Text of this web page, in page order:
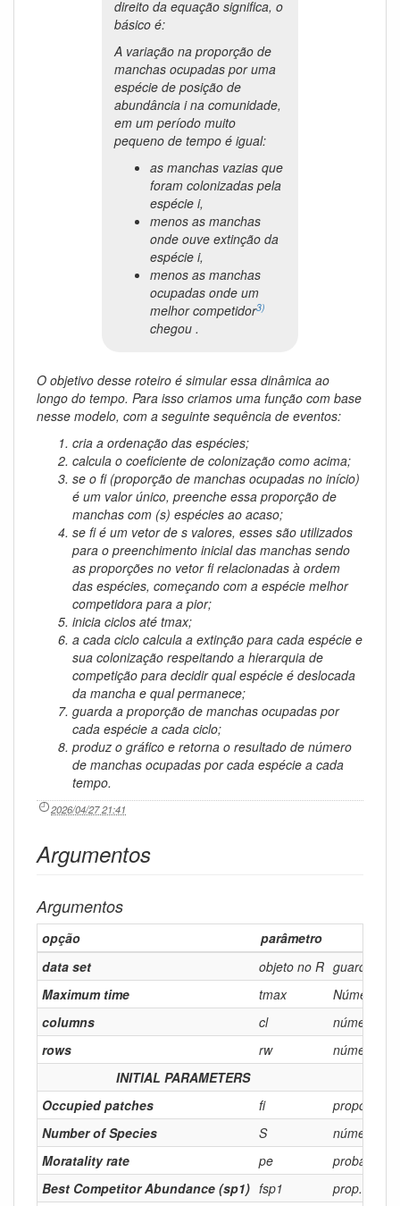
direito da equação significa, o
básico é:
A variação na proporção de
manchas ocupadas por uma
espécie de posição de
abundânciaina comunidade,
em um período muito
pequeno de tempo é igual:
as manchas vazias que
foram colonizadas pela
espéciei,
menos as manchas
onde ouve extinção da
espéciei,
menos as manchas
ocupadas onde um
melhor competidor3)
chegou .
O objetivo desse roteiro é simular essa dinâmica ao
longo do tempo. Para isso criamos uma função com base
nesse modelo, com a seguinte sequência de eventos:
cria a ordenação das espécies;
calcula o coeficiente de colonização como acima;
se o fi(proporção de manchas ocupadas no início)
é um valor único, preenche essa proporção de
manchas com (s) espécies ao acaso;
se fié um vetor de s valores, esses são utilizados
para o preenchimento inicial das manchas sendo
as proporções no vetorfirelacionadas à ordem
das espécies, começando com a espécie melhor
competidora para a pior;
inicia ciclos até tmax;
a cada ciclo calcula a extinção para cada espécie e
sua colonização respeitando a hierarquia de
competição para decidir qual espécie é deslocada
da mancha e qual permanece;
guarda a proporção de manchas ocupadas por
cada espécie a cada ciclo;
produz o gráfico e retorna o resultado de número
de manchas ocupadas por cada espécie a cada
tempo.
2026/04/27 21:41
Argumentos
Argumentos
opção
parâmetro
data set
objeto no R guarda os
Maximum time
tmax
Número
columns
cl
número de
rows
rw
número de
INITIAL PARAMETERS
Occupied patches
fi
proporção
Number of Species
S
número de
Moratality rate
pe
Best Competitor Abundance (sp1) fsp1
prop.